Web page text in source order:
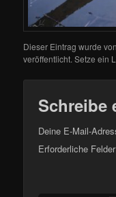
Dieser Eintrag wurde
veröffentlicht. Setze ein
Schreibe
Deine E-Mail-
Erforderliche